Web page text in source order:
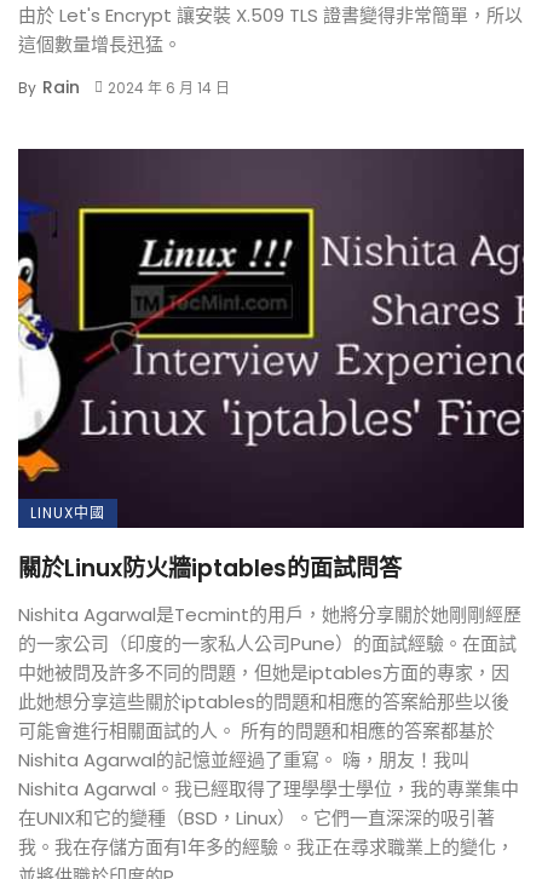
由於 Let's Encrypt 讓安裝 X.509 TLS 證書變得非常簡單，所以
這個數量增長迅猛。
By Rain 2024 年 6 月 14 日
LINUX中國
關於Linux防火牆iptables的面試問答
Nishita Agarwal是Tecmint的用戶，她將分享關於她剛剛經歷
的一家公司（印度的一家私人公司Pune）的面試經驗。在面試
中她被問及許多不同的問題，但她是iptables方面的專家，因
此她想分享這些關於iptables的問題和相應的答案給那些以後
可能會進行相關面試的人。 所有的問題和相應的答案都基於
Nishita Agarwal的記憶並經過了重寫。 嗨，朋友！我叫
Nishita Agarwal。我已經取得了理學學士學位，我的專業集中
在UNIX和它的變種（BSD，Linux）。它們一直深深的吸引著
我。我在存儲方面有1年多的經驗。我正在尋求職業上的變化，